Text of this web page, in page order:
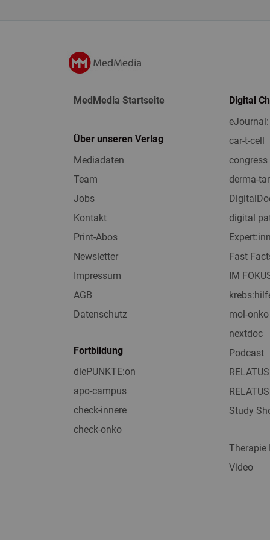
MedMedia Startseite
Über unseren Verlag
Mediadaten
Team
Jobs
Kontakt
Print-Abos
Newsletter
Impressum
AGB
Datenschutz
Fortbildung
diePUNKTE:on
apo-campus
check-innere
check-onko
Digital
car-t-cell
congress
derma-
digital
Fast
IM
mol-onko
nextdoc
Podcast
Study
Therapie
Video